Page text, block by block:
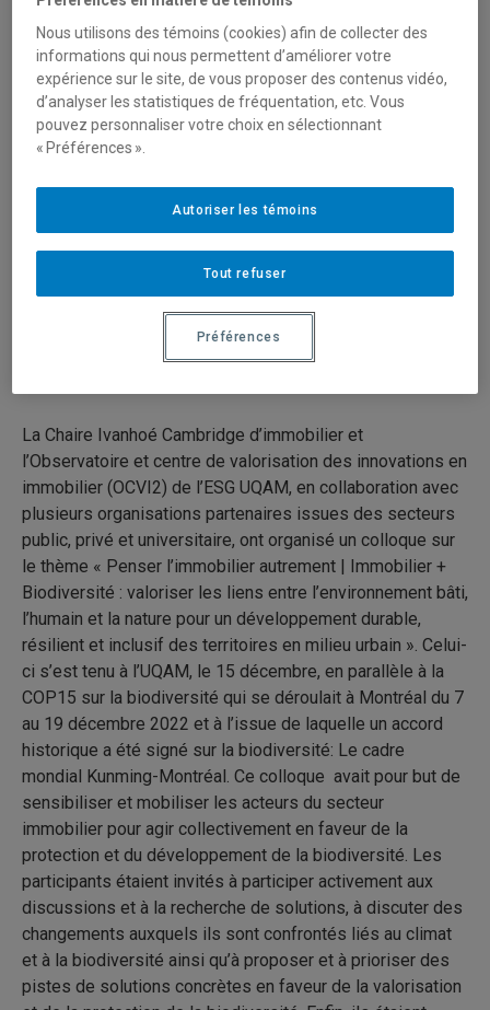
Immobilier + Biodiversité :
valoriser les liens entre
l’environnement bâti, l’humain
et la nature pour un
résilient et inclusif des
territoires en milieu urbain
15 décembre 2022 Durée:
La Chaire Ivanhoé Cambridge d’immobilier et
l’Observatoire et centre de valorisation des innovations en
immobilier (OCVI2) de l’ESG UQAM, en collaboration avec
plusieurs organisations partenaires issues des secteurs
public, privé et universitaire, ont organisé un colloque sur
le thème « Penser l’immobilier autrement | Immobilier +
Biodiversité : valoriser les liens entre l’environnement bâti,
l’humain et la nature pour un développement durable,
résilient et inclusif des territoires en milieu urbain ». Celui-
ci s’est tenu à l’UQAM, le 15 décembre, en parallèle à la
COP15 sur la biodiversité qui se déroulait à Montréal du 7
au 19 décembre 2022 et à l’issue de laquelle un accord
historique a été signé sur la biodiversité: Le cadre
mondial Kunming-Montréal. Ce colloque avait pour but de
sensibiliser et mobiliser les acteurs du secteur
immobilier pour agir collectivement en faveur de la
protection et du développement de la biodiversité. Les
participants étaient invités à participer activement aux
discussions et à la recherche de solutions, à discuter des
changements auxquels ils sont confrontés liés au climat
et à la biodiversité ainsi qu’à proposer et à prioriser des
pistes de solutions concrètes en faveur de la valorisation
Nous utilisons des témoins (cookies) afin de collecter des
informations qui nous permettent d’améliorer votre
expérience sur le site, de vous proposer des contenus vidéo,
d’analyser les statistiques de fréquentation, etc. Vous
pouvez personnaliser votre choix en sélectionnant
« Préférences ».
Tout refuser
Autoriser les témoins
Préférences